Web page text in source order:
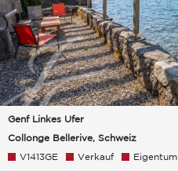
Genf Linkes Ufer
Collonge Bellerive, Schweiz
V1413GE Verkauf Eigentum